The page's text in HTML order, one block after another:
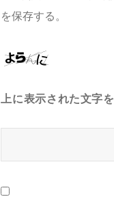
を保存する。
上に表示された文字